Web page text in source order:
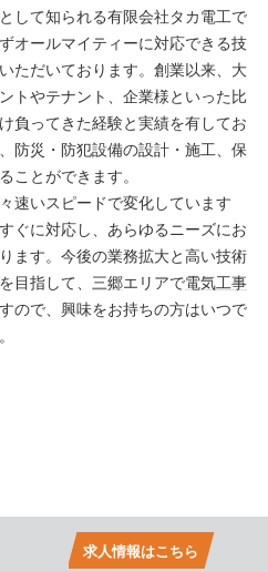
して知られる有限会社タカ電工で
オールマイティーに対応できる技
ただいております。創業以来、大
トやテナント、企業様といった比
負ってきた経験と実績を有してお
防災・防犯設備の設計・施工、保
ことができます。
速いスピードで変化しています
ぐに対応し、あらゆるニーズにお
ます。今後の業務拡大と高い技術
目指して、 三郷エリアで電気工事
ので、興味をお持ちの方はいつで
求人情報はこちら